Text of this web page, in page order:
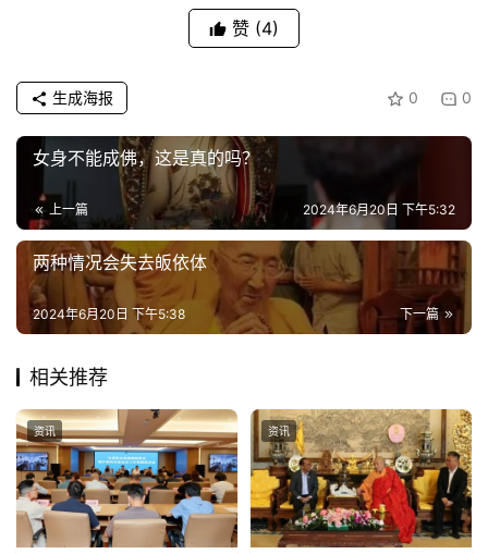
赞 (4)
0 0
生成海报
女身不能成佛，这是真的吗？
上一篇 2024年6月20日 下午5:32
两种情况会失去皈依体
下一篇
2024年6月20日 下午5:38
相关推荐
资讯 资讯